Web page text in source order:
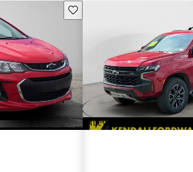
Guarda este Aviso
¡Nuevo!